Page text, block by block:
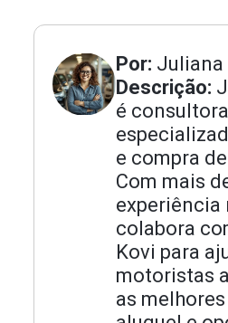
Por: Juliana
Descrição:
é
e compra
Com mais
experiência
colabora
Kovi para
motoristas
as